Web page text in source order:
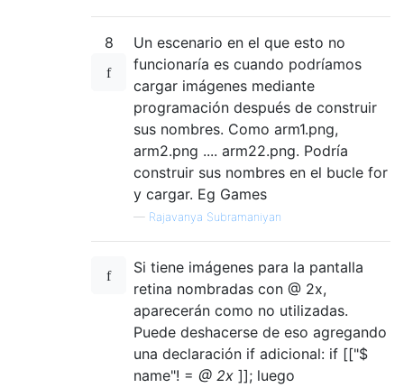
8
Un escenario en el que esto no
funcionaría es cuando podríamos
cargar imágenes mediante
programación después de construir
sus nombres. Como arm1.png,
arm2.png .... arm22.png. Podría
construir sus nombres en el bucle for
y cargar. Eg Games
— Rajavanya Subramaniyan
Si tiene imágenes para la pantalla
retina nombradas con @ 2x,
aparecerán como no utilizadas.
Puede deshacerse de eso agregando
una declaración if adicional: if [["$
name"! = @ 2x ]]; luego